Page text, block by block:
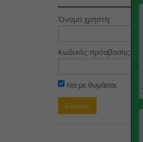
Όνομα χρήστη:
Κωδικός πρόσβασης:
Να με θυμάσαι